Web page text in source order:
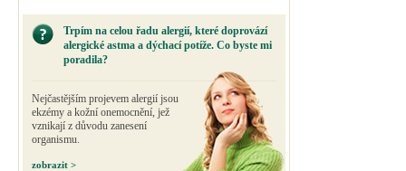
Trpím na celou řadu alergií, které doprovází
alergické astma a dýchací potíže. Co byste mi
poradila?
Nejčastějším projevem alergií jsou
ekzémy a kožní onemocnění, jež
vznikají z důvodu zanesení
organismu.
zobrazit >